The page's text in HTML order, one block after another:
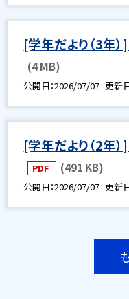
[学年だより（3年
(4 MB)
公開日 2026/07/07 更新
[学年だより（2年
PDF (491 KB)
公開日 2026/07/07 更新